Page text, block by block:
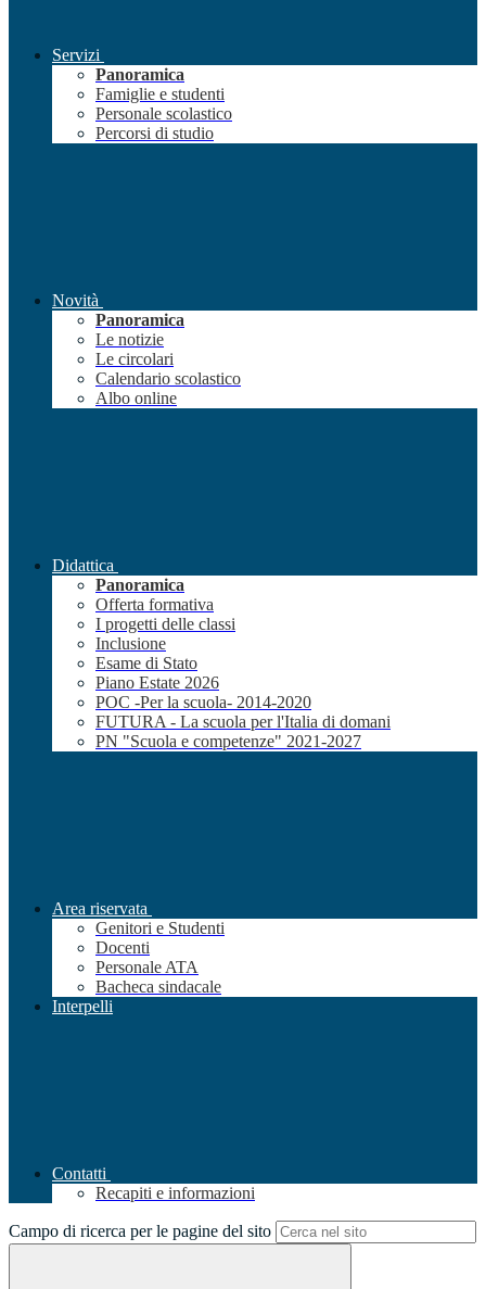
Servizi
Panoramica
Famiglie e studenti
Personale scolastico
Percorsi di studio
Novità
Panoramica
Le notizie
Le circolari
Calendario scolastico
Albo online
Didattica
Panoramica
Offerta formativa
I progetti delle classi
Inclusione
Esame di Stato
Piano Estate 2026
POC -Per la scuola- 2014-2020
FUTURA - La scuola per l'Italia di domani
PN "Scuola e competenze" 2021-2027
Area riservata
Genitori e Studenti
Docenti
Personale ATA
Bacheca sindacale
Interpelli
Contatti
Recapiti e informazioni
Campo di ricerca per le pagine del sito